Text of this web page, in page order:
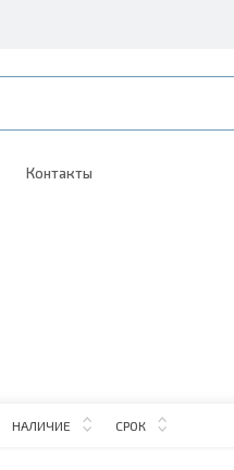
Контакты
НАЛИЧИЕ СРОК